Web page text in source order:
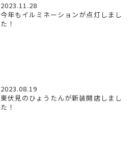
2023.11.28
今年もイルミネーションが点灯しまし
た！
2023.08.19
東伏見のひょうたんが新装開店しまし
た！